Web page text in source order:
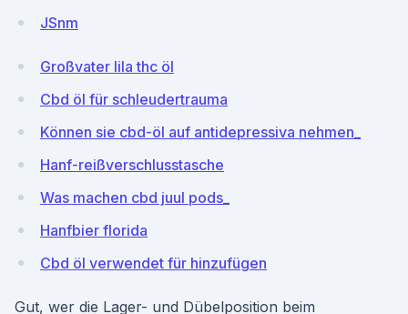
JSnm
Großvater lila thc öl
Cbd öl für schleudertrauma
Können sie cbd-öl auf antidepressiva nehmen_
Hanf-reißverschlusstasche
Was machen cbd juul pods_
Hanfbier florida
Cbd öl verwendet für hinzufügen
Gut, wer die Lager- und Dübelposition beim